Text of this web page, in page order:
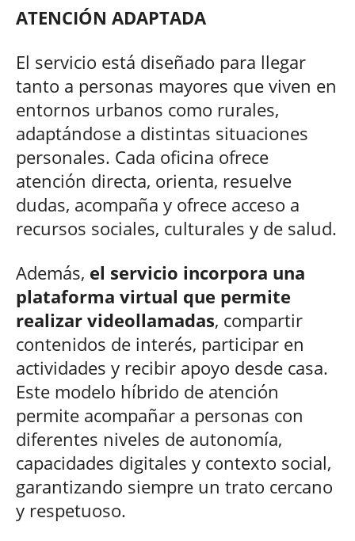
ATENCIÓN ADAPTADA
El servicio está diseñado para llegar
tanto a personas mayores que viven en
entornos urbanos como rurales,
adaptándose a distintas situaciones
personales. Cada oficina ofrece
atención directa, orienta, resuelve
dudas, acompaña y ofrece acceso a
recursos sociales, culturales y de salud.
Además, el servicio incorpora una
plataforma virtual que permite
realizar videollamadas, compartir
contenidos de interés, participar en
actividades y recibir apoyo desde casa.
Este modelo híbrido de atención
permite acompañar a personas con
diferentes niveles de autonomía,
capacidades digitales y contexto social,
garantizando siempre un trato cercano
y respetuoso.